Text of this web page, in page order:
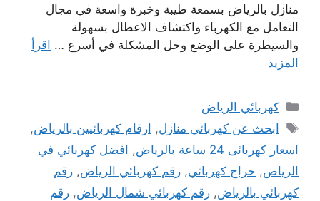
منازل بالرياض بسمعة طيبة وخبرة واسعة في مجال
التعامل مع الكهرباء واكتشاف الاعطال بسهولة
والسيطرة على الوضع وحل المشكلة في أسرع … اقرأ
المزيد
التصنيفات
كهربائي الرياض
الوسوم
ابحث عن كهربائي منازل, ارقام كهربائيين ‫بالرياض‬
,
اسعار كهربائى 24 ساعة بالرياض
, افضل كهربائي في
الرياض, حراج كهربائي, رقم كهربائي الرياض, رقم
كهربائي بالرياض, رقم كهربائي شمال الرياض, رقم